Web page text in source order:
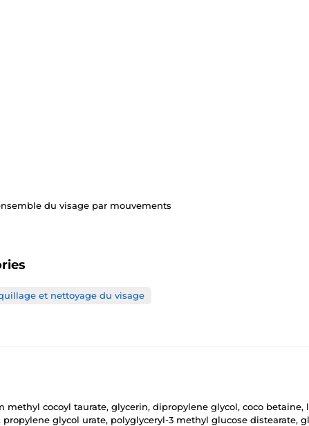
du visage par mouvements
et nettoyage du visage
cocoyl taurate, glycerin, dipropylene glycol, coco
glycol urate, polyglyceryl-3 methyl glucose distearate,